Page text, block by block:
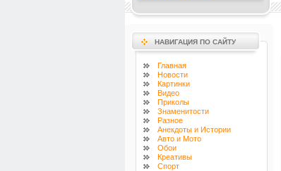
НАВИГАЦИЯ ПО САЙТУ
Главная
Новости
Картинки
Видео
Приколы
Знаменитости
Разное
Анекдоты и Истории
Авто и Мото
Обои
Креативы
Спорт